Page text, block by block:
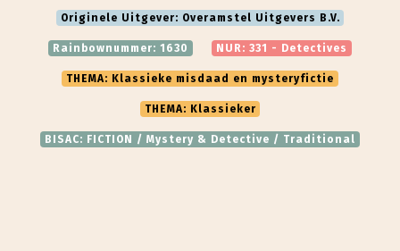
Originele Uitgever: Overamstel Uitgevers B.V.
Rainbownummer: 1630 NUR: 331 - Detectives
THEMA: Klassieke misdaad en mysteryfictie
THEMA: Klassieker
BISAC: FICTION / Mystery & Detective / Traditional